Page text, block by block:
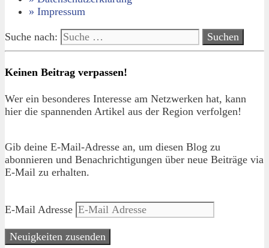
» Impressum
Suche nach:
Keinen Beitrag verpassen!
Wer ein besonderes Interesse am Netzwerken hat, kann
hier die spannenden Artikel aus der Region verfolgen!
Gib deine E-Mail-Adresse an, um diesen Blog zu
abonnieren und Benachrichtigungen über neue Beiträge via
E-Mail zu erhalten.
E-Mail Adresse
Neuigkeiten zusenden